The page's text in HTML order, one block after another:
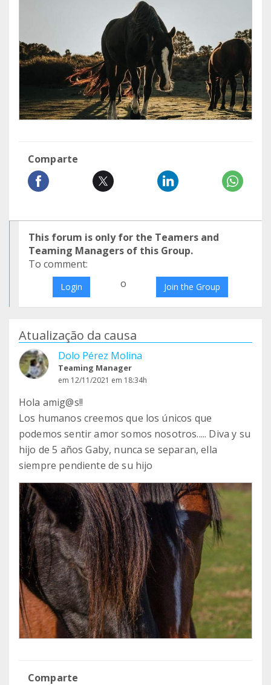
Comparte
This forum is only for the Teamers and
Teaming Managers of this Group.
To comment:
Login o Join the Group
Atualização da causa
Dolo Pérez Molina
Teaming Manager
em 12/11/2021 em 18:34h
Hola amig@s!!
Los humanos creemos que los únicos que
podemos sentir amor somos nosotros..... Diva y su
hijo de 5 años Gaby, nunca se separan, ella
siempre pendiente de su hijo
Comparte